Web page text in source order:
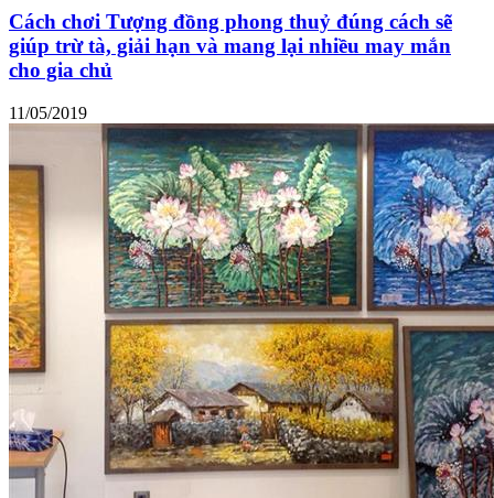
Cách chơi Tượng đồng phong thuỷ đúng cách sẽ
giúp trừ tà, giải hạn và mang lại nhiều may mắn
cho gia chủ
11/05/2019